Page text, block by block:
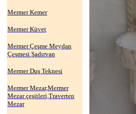
Mermer Kemer
Mermer Küvet
Mermer Çeşme Meydan
Çeşmesi Şadırvan
Mermer Duş Teknesi
Mermer Mezar,Mermer
Mezar çeşitleri,Traverten
Mezar